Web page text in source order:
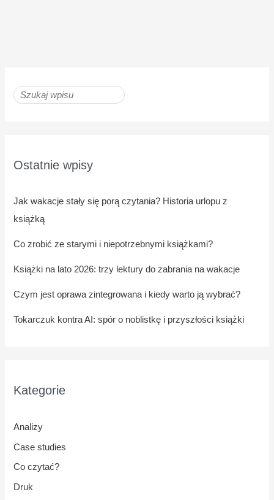
Ostatnie wpisy
Jak wakacje stały się porą czytania? Historia urlopu z
książką
Co zrobić ze starymi i niepotrzebnymi książkami?
Książki na lato 2026: trzy lektury do zabrania na wakacje
Czym jest oprawa zintegrowana i kiedy warto ją wybrać?
Tokarczuk kontra AI: spór o noblistkę i przyszłości książki
Kategorie
Analizy
Case studies
Co czytać?
Druk